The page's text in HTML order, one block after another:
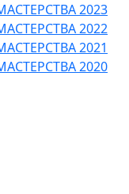
2023
2022
2021
2020